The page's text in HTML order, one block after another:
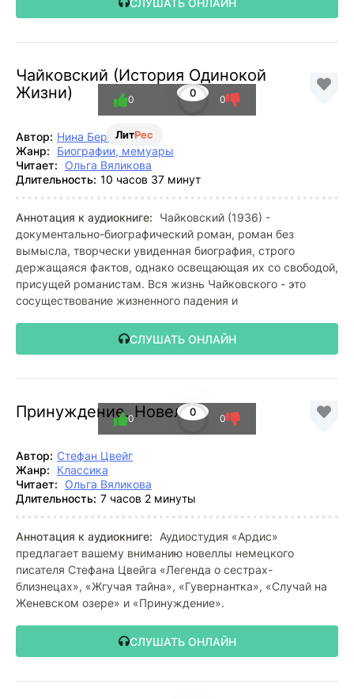
Чайковский (История Одинокой
Жизни)
ЛитРес
0
0 0
Автор: Нина Берберова
Жанр:
Биографии, мемуары
Читает: Ольга Вяликова
Длительность: 10 часов 37 минут
Аннотация к аудиокниге:
Чайковский (1936) -
документально-биографический роман, роман без
вымысла, творчески увиденная биография, строго
держащаяся фактов, однако освещающая их со свободой,
присущей романистам. Вся жизнь Чайковского - это
сосуществование жизненного падения и
СЛУШАТЬ ОНЛАЙН
Принуждение. Новеллы
0
0 0
Автор: Стефан Цвейг
Жанр:
Классика
Читает: Ольга Вяликова
Длительность: 7 часов 2 минуты
Аннотация к аудиокниге:
Аудиостудия «Ардис»
предлагает вашему вниманию новеллы немецкого
писателя Стефана Цвейга «Легенда о сестрах-
близнецах», «Жгучая тайна», «Гувернантка», «Случай на
Женевском озере» и «Принуждение».
СЛУШАТЬ ОНЛАЙН